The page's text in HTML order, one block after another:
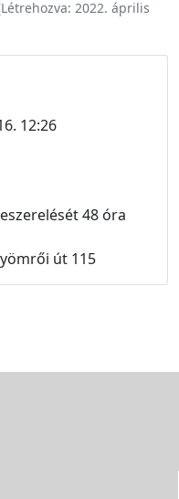
2022. április
12:26
48 óra
út 115